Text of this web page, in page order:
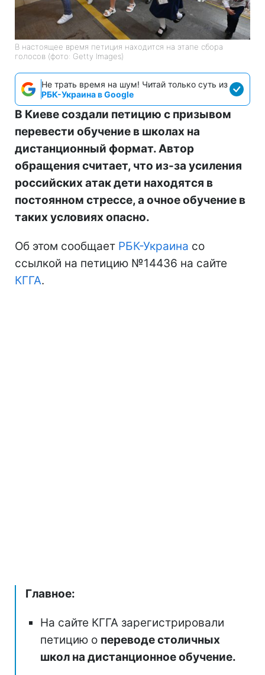
В настоящее время петиция находится на этапе сбора
голосов (фото: Getty Images)
Не трать время на шум! Читай только суть из
РБК-Украина в Google
В Киеве создали петицию с призывом
перевести обучение в школах на
дистанционный формат. Автор
обращения считает, что из-за усиления
российских атак дети находятся в
постоянном стрессе, а очное обучение в
таких условиях опасно.
Об этом сообщает РБК-Украина со
ссылкой на петицию №14436 на сайте
КГГА.
Главное:
На сайте КГГА зарегистрировали
петицию о переводе столичных
школ на дистанционное обучение.